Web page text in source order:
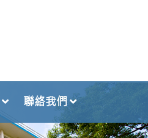
聯絡我們